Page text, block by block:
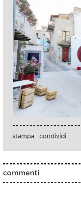
stampa condividi
commenti